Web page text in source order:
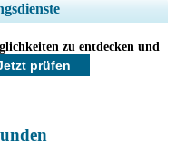
erweitern, Segmentanalyse,
und Endnutzer-
zu entdecken und
prüfen